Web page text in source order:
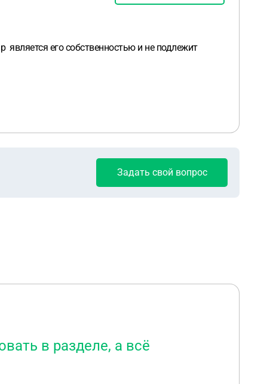
является его собственностью и не подлежит
Задать свой вопрос
в разделе, а всё